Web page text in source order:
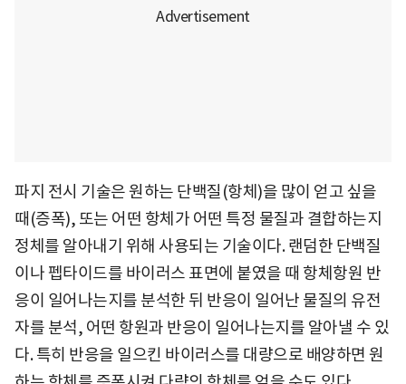
파지 전시 기술은 원하는 단백질(항체)을 많이 얻고 싶을
때(증폭), 또는 어떤 항체가 어떤 특정 물질과 결합하는지
정체를 알아내기 위해 사용되는 기술이다. 랜덤한 단백질
이나 펩타이드를 바이러스 표면에 붙였을 때 항체항원 반
응이 일어나는지를 분석한 뒤 반응이 일어난 물질의 유전
자를 분석, 어떤 항원과 반응이 일어나는지를 알아낼 수 있
다. 특히 반응을 일으킨 바이러스를 대량으로 배양하면 원